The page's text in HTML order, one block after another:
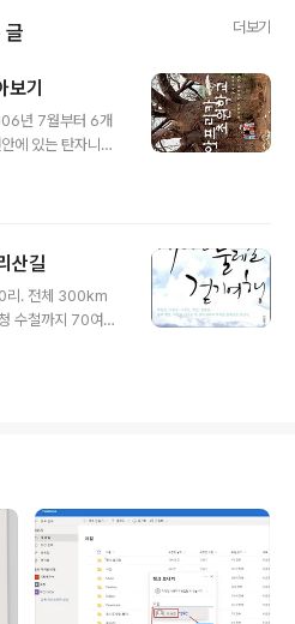
글 더보기
기
년 7월부터 6개
에 있는 탄자니아
미씨와 마음이 맞
한 영국 엄마의
합하기에 이른다.
렇게 서툰 열정으
서 그들이 겪은
산길
리. 전체 300km
수철까지 70여k
본격적으로 진행
. (사) 숲길은 산림
원을 받고, 지리
금까지 70여 km
매년 조금씩 개통
둘레 길이 완성될 예
..